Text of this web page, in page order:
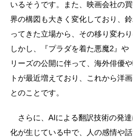
いるそうです。また、映画会社の
界の構図も大きく変化しており、
ってきた立場から、その移り変わ
しかし、『プラダを着た悪魔2』や
リーズの公開に伴って、海外俳優
トが最近増えており、これから洋
とのことです。
さらに、AIによる翻訳技術の発
化が生じている中で、人の感情や